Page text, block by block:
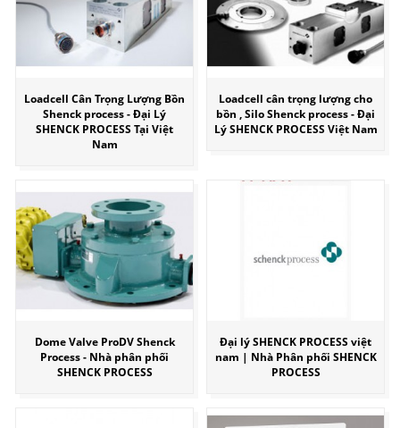
Loadcell Cân Trọng Lượng Bồn
Shenck process - Đại Lý
SHENCK PROCESS Tại Việt
Nam
Loadcell cân trọng lượng cho
bồn , Silo Shenck process - Đại
Lý SHENCK PROCESS Việt Nam
Dome Valve ProDV Shenck
Process - Nhà phân phối
SHENCK PROCESS
Đại lý SHENCK PROCESS việt
nam | Nhà Phân phối SHENCK
PROCESS